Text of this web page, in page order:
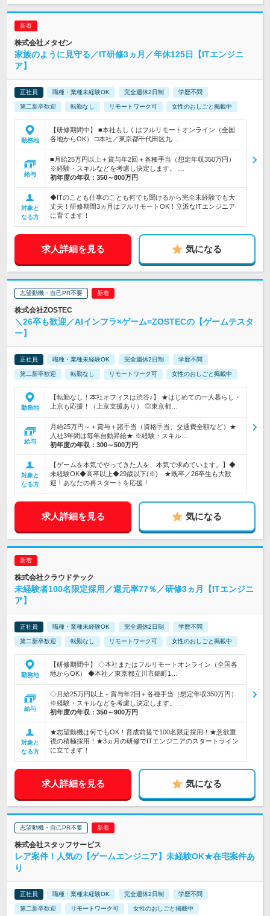
株式会社メタゼン
家族のように見守る／IT研修3ヵ月／年休125日【ITエンジニ
ア】
正社員 職種・業種未経験OK 完全週休2日制 学歴不問
第二新卒歓迎 転勤なし リモートワーク可 女性のおしごと掲載中
勤務地
【研修期間中】 ■本社もしくはフルリモートオンライン（全国
各地からOK） □本社／東京都千代田区九…
給与
■月給25万円以上＋賞与年2回＋各種手当（想定年収350万円）
※経験・スキルなどを考慮し決定します。 …
初年度の年収： 350～800万円
対象と
なる方
◆ITのことも仕事のことも何でも聞けるから完全未経験でも大
丈夫！研修期間3ヵ月はフルリモートOK！立派なITエンジニア
に育てます！
求人詳細を見る 気になる
志望動機・自己PR不要
株式会社ZOSTEC
＼26卒も歓迎／AIインフラ×ゲーム=ZOSTECの【ゲームテスタ
ー】
正社員 職種・業種未経験OK 完全週休2日制 学歴不問
第二新卒歓迎 転勤なし リモートワーク可 女性のおしごと掲載中
勤務地
【転勤なし！本社オフィスは渋谷♪】 ★はじめての一人暮らし・
上京も応援！（上京支援あり） ◎東京都…
給与
月給25万円～＋賞与＋諸手当（資格手当、交通費全額など）★
入社3年間は毎年自動昇給★ ※経験・スキル…
初年度の年収： 300～500万円
対象と
なる方
【ゲームを本気でやってきた人を、本気で求めています。】◆
未経験OK◆高卒以上◆29歳以下(※) ★既卒／26卒生も大歓
迎！あなたの再スタートを応援！
求人詳細を見る 気になる
株式会社クラウドテック
未経験者100名限定採用／還元率77％／研修3ヵ月【ITエンジニ
ア】
正社員 職種・業種未経験OK 完全週休2日制 学歴不問
第二新卒歓迎 転勤なし リモートワーク可 女性のおしごと掲載中
勤務地
【研修期間中】 ◇本社またはフルリモートオンライン（全国各
地からOK） ◆本社／東京都立川市錦町1…
給与
◇月給25万円以上＋賞与年2回＋各種手当（想定年収350万円）
※経験・スキルなどを考慮し決定します。 …
初年度の年収： 350～900万円
対象と
なる方
★志望動機は何でもOK！育成前提で100名限定採用！★意欲重
視の積極採用！★3ヵ月の研修でITエンジニアのスタートライン
に立てます！
求人詳細を見る 気になる
志望動機・自己PR不要
株式会社スタッフサービス
レア案件！人気の【ゲームエンジニア】未経験OK★在宅案件あ
り
正社員 職種・業種未経験OK 完全週休2日制 学歴不問
第二新卒歓迎 リモートワーク可 女性のおしごと掲載中